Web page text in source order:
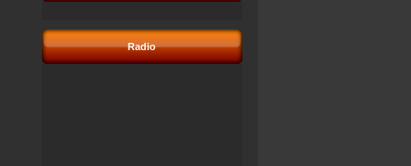
Radio